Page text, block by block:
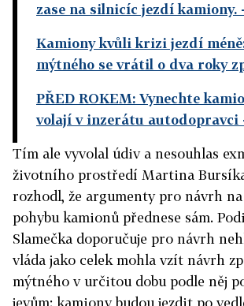
zase na silnicíc jezdí kamiony.
Kamiony kvůli krizi jezdí
mýtného se vrátil o dva roky
PŘED ROKEM: Vynechte
volají v inzerátu autodopravci
Tím ale vyvolal údiv a nesouhlas
životního prostředí Martina
rozhodl, že argumenty pro návrh
pohybu kamionů přednese sám.
Slamečka doporučuje pro návrh
vláda jako celek mohla vzít návrh
mýtného v určitou dobu podle něj
jevům: kamiony budou jezdit po